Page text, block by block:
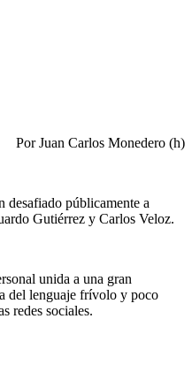
Por Juan Carlos Monedero (h)
desafiado públicamente a
Gutiérrez y Carlos Veloz.
unida a una gran
del lenguaje frívolo y poco
redes sociales.